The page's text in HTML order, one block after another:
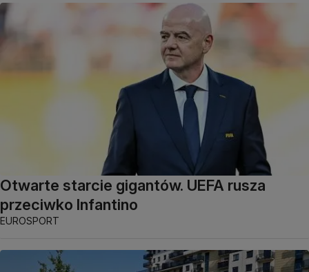
Otwarte starcie gigantów. UEFA rusza
przeciwko Infantino
EUROSPORT